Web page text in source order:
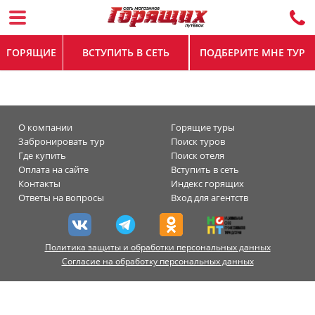
ГОРЯЩИЕ ВСТУПИТЬ В СЕТЬ ПОДБЕРИТЕ МНЕ ТУР
О компании
Горящие туры
Забронировать тур
Поиск туров
Где купить
Поиск отеля
Оплата на сайте
Вступить в сеть
Контакты
Индекс горящих
Ответы на вопросы
Вход для агентств
Политика защиты и обработки персональных данных
Согласие на обработку персональных данных